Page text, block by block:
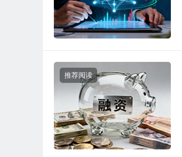
推荐阅读